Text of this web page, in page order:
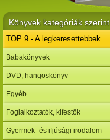
Könyvek kategóriák szerint
TOP 9 - A legkeresettebbek
Babakönyvek
DVD, hangoskönyv
Egyéb
Foglalkoztatók, kifestők
Gyermek- és ifjúsági irodalom